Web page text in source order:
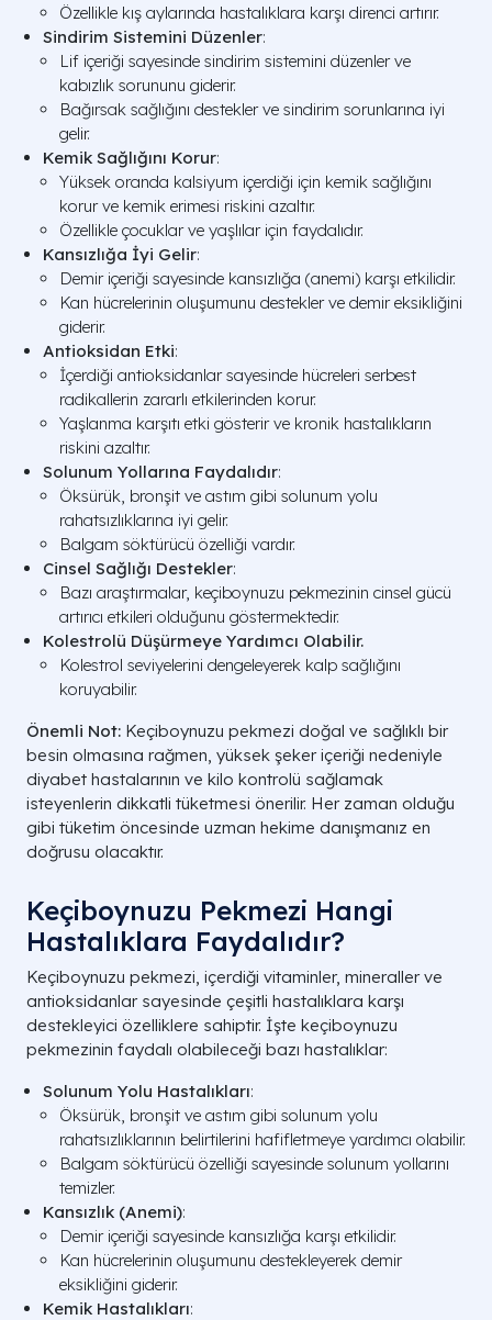
Özellikle kış aylarında hastalıklara karşı direnci artırır.
Sindirim Sistemini Düzenler:
Lif içeriği sayesinde sindirim sistemini düzenler ve
kabızlık sorununu giderir.
Bağırsak sağlığını destekler ve sindirim sorunlarına iyi
gelir.
Kemik Sağlığını Korur:
Yüksek oranda kalsiyum içerdiği için kemik sağlığını
korur ve kemik erimesi riskini azaltır.
Özellikle çocuklar ve yaşlılar için faydalıdır.
Kansızlığa İyi Gelir:
Demir içeriği sayesinde kansızlığa (anemi) karşı etkilidir.
Kan hücrelerinin oluşumunu destekler ve demir eksikliğini
giderir.
Antioksidan Etki:
İçerdiği antioksidanlar sayesinde hücreleri serbest
radikallerin zararlı etkilerinden korur.
Yaşlanma karşıtı etki gösterir ve kronik hastalıkların
riskini azaltır.
Solunum Yollarına Faydalıdır:
Öksürük, bronşit ve astım gibi solunum yolu
rahatsızlıklarına iyi gelir.
Balgam söktürücü özelliği vardır.
Cinsel Sağlığı Destekler:
Bazı araştırmalar, keçiboynuzu pekmezinin cinsel gücü
artırıcı etkileri olduğunu göstermektedir.
Kolestrolü Düşürmeye Yardımcı Olabilir.
Kolestrol seviyelerini dengeleyerek kalp sağlığını
koruyabilir.
Önemli Not: Keçiboynuzu pekmezi doğal ve sağlıklı bir
besin olmasına rağmen, yüksek şeker içeriği nedeniyle
diyabet hastalarının ve kilo kontrolü sağlamak
isteyenlerin dikkatli tüketmesi önerilir. Her zaman olduğu
gibi tüketim öncesinde uzman hekime danışmanız en
doğrusu olacaktır.
Keçiboynuzu Pekmezi Hangi
Hastalıklara Faydalıdır?
Keçiboynuzu pekmezi, içerdiği vitaminler, mineraller ve
antioksidanlar sayesinde çeşitli hastalıklara karşı
destekleyici özelliklere sahiptir. İşte keçiboynuzu
pekmezinin faydalı olabileceği bazı hastalıklar:
Solunum Yolu Hastalıkları:
Öksürük, bronşit ve astım gibi solunum yolu
rahatsızlıklarının belirtilerini hafifletmeye yardımcı olabilir.
Balgam söktürücü özelliği sayesinde solunum yollarını
temizler.
Kansızlık (Anemi):
Demir içeriği sayesinde kansızlığa karşı etkilidir.
Kan hücrelerinin oluşumunu destekleyerek demir
eksikliğini giderir.
Kemik Hastalıkları: